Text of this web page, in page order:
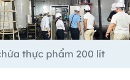
thực phẩm 200 lít